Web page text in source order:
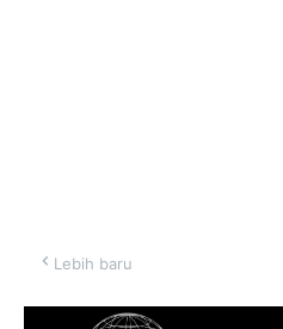
Lebih baru